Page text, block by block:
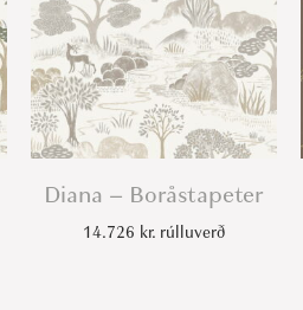
Diana – Boråstapeter
14.726 kr. rúlluverð